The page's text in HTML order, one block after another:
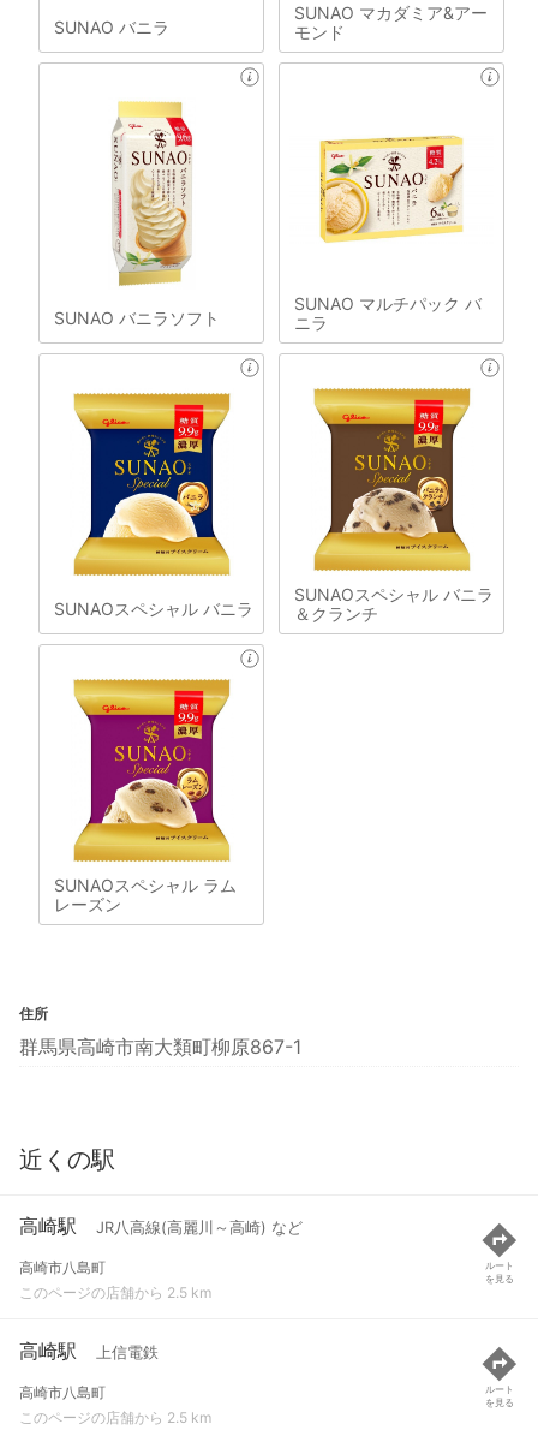
SUNAO バニラ
SUNAO マカダミア&アー
モンド
SUNAO バニラソフト
SUNAO マルチパック バ
ニラ
SUNAOスペシャル バニラ
SUNAOスペシャル バニラ
＆クランチ
SUNAOスペシャル ラム
レーズン
住所
群馬県高崎市南大類町柳原867-1
近くの駅
高崎駅 JR八高線(高麗川～高崎) など
高崎市八島町
このページの店舗から 2.5 km
ルート
を見る
高崎駅 上信電鉄
高崎市八島町
このページの店舗から 2.5 km
ルート
を見る